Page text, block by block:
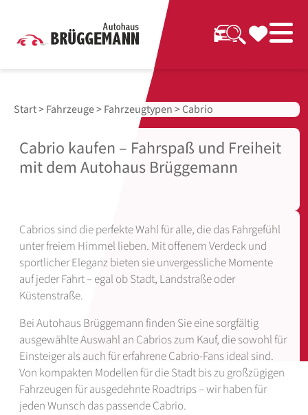
Start>Fahrzeuge>Fahrzeugtypen> Cabrio
Cabrio kaufen – Fahrspaß und Freiheit
mit dem Autohaus Brüggemann
Cabrios sind die perfekte Wahl für alle, die das Fahrgefühl
unter freiem Himmel lieben. Mit offenem Verdeck und
sportlicher Eleganz bieten sie unvergessliche Momente
auf jeder Fahrt – egal ob Stadt, Landstraße oder
Küstenstraße.
Bei Autohaus Brüggemann finden Sie eine sorgfältig
ausgewählte Auswahl an Cabrios zum Kauf, die sowohl für
Einsteiger als auch für erfahrene Cabrio-Fans ideal sind.
Von kompakten Modellen für die Stadt bis zu großzügigen
Fahrzeugen für ausgedehnte Roadtrips – wir haben für
jeden Wunsch das passende Cabrio.